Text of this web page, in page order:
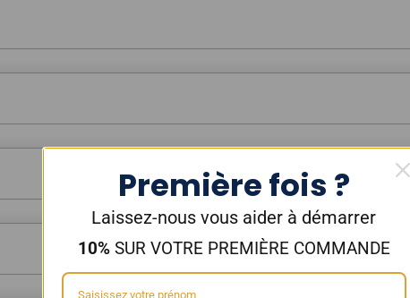
Première fois ?
Laissez-nous vous aider à démarrer
10%SUR VOTRE PREMIÈRE COMMANDE